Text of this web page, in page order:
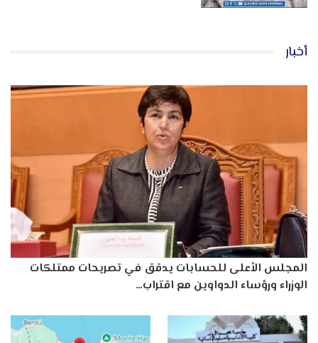
أخبار
المجلس الأعلى للحسابات يدقق في تصريحات ممتلكات
الوزراء ورؤساء الدواوين مع اقتراب…